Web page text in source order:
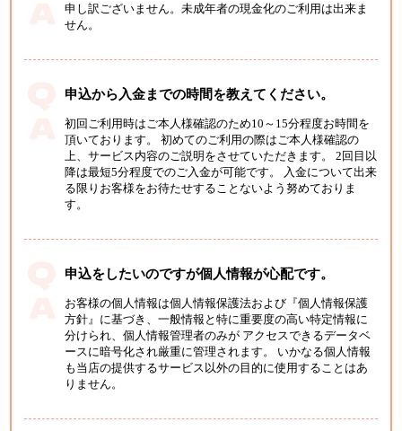
申し訳ございません。未成年者の現金化のご利用は出来ま
せん。
申込から入金までの時間を教えてください。
初回ご利用時はご本人様確認のため10～15分程度お時間を
頂いております。 初めてのご利用の際はご本人様確認の
上、サービス内容のご説明をさせていただきます。 2回目以
降は最短5分程度でのご入金が可能です。 入金について出来
る限りお客様をお待たせすることないよう努めておりま
す。
申込をしたいのですが個人情報が心配です。
お客様の個人情報は個人情報保護法および『個人情報保護
方針』に基づき、一般情報と特に重要度の高い特定情報に
分けられ、個人情報管理者のみが アクセスできるデータベ
ースに暗号化され厳重に管理されます。 いかなる個人情報
も当店の提供するサービス以外の目的に使用することはあ
りません。